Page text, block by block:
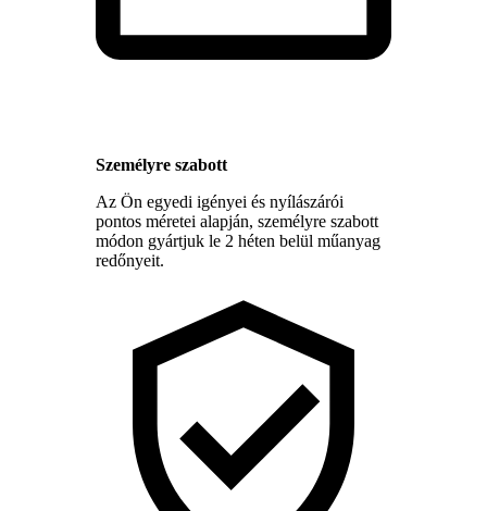
Személyre szabott
Az Ön egyedi igényei és nyílászárói
pontos méretei alapján, személyre szabott
módon gyártjuk le 2 héten belül műanyag
redőnyeit.